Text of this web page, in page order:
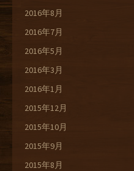
2016年8月
2016年7月
2016年5月
2016年3月
2016年1月
2015年12月
2015年10月
2015年9月
2015年8月